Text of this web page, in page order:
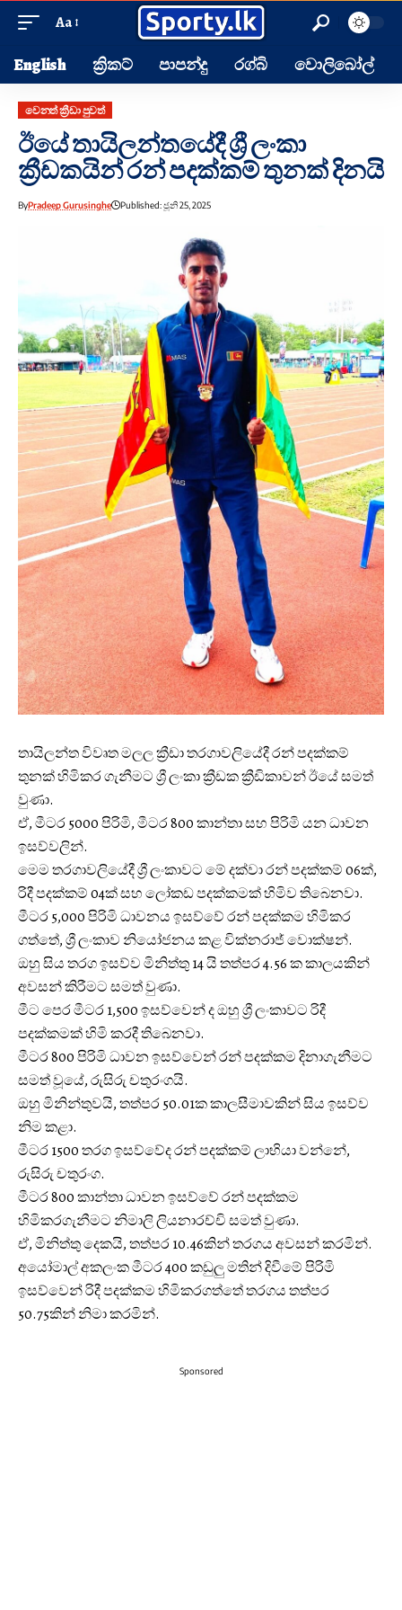
Aa
English ක්‍රිකට් පාපන්දු රග්බි වොලිබෝල්
වෙනත් ක්‍රීඩා පුවත්
ඊයේ තායිලන්තයේදී ශ්‍රී ලංකා
ක්‍රීඩකයින් රන් පදක්කම් තුනක් දිනයි
ByPradeep Gurusinghe Published: ජූනි 25, 2025
තායිලන්ත විවෘත මලල ක්‍රීඩා තරගාවලියේදී රන් පදක්කම්
තුනක් හිමිකර ගැනීමට ශ්‍රී ලංකා ක්‍රීඩක ක්‍රීඩිකාවන් ඊයේ සමත්
වුණා.
ඒ, මීටර 5000 පිරිමි, මීටර 800 කාන්තා සහ පිරිමි යන ධාවන
ඉසව්වලින්.
මෙම තරගාවලියේදී ශ්‍රී ලංකාවට මේ දක්වා රන් පදක්කම් 06ක්,
රිදී පදක්කම් 04ක් සහ ලෝකඩ පදක්කමක් හිමිව තිබෙනවා.
මීටර 5,000 පිරිමි ධාවනය ඉසව්වේ රන් පදක්කම හිමිකර
ගත්තේ, ශ්‍රී ලංකාව නි‍යෝජනය කළ වික්නරාජ් වොක්ෂන්.
ඔහු සිය තරග ඉසව්ව මිනිත්තු 14 යි තත්පර 4.56 ක කාලයකින්
අවසන් කිරීමට සමත් වුණා.
මීට පෙර මීටර 1,500 ඉසව්වෙන් ද ඔහු ශ්‍රී ලංකාවට රිදී
පදක්කමක් හිමි කරදී තිබෙනවා.
මීටර 800 පිරිමි ධාවන ඉසව්වෙන් රන් පදක්කම දිනාගැනීමට
සමත් වූයේ, රුසිරු චතුරංගයි.
ඔහු මිනින්තුවයි, තත්පර 50.01ක කාලසීමාවකින් සිය ඉසව්ව
නිම කළා.
මීටර 1500 තරග ඉසව්වේද රන් පදක්කම් ලාභියා වන්නේ,
රුසිරු චතුරංග.
මීටර 800 කාන්තා ධාවන ඉසව්වේ රන් පදක්කම
හිමිකරගැනීමට නිමාලි ලියනාරච්චි සමත් වුණා.
ඒ, මිනිත්තු දෙකයි, තත්පර 10.46කින් තරගය අවසන් කරමින්.
අයෝමාල් අකලංක මීටර 400 කඩුලු මතින් දිවීමේ පිරිමි
ඉසව්වෙන් රිදී පදක්කම හිමිකරගත්තේ තරගය තත්පර
50.75කින් නිමා කරමින්.
Sponsored